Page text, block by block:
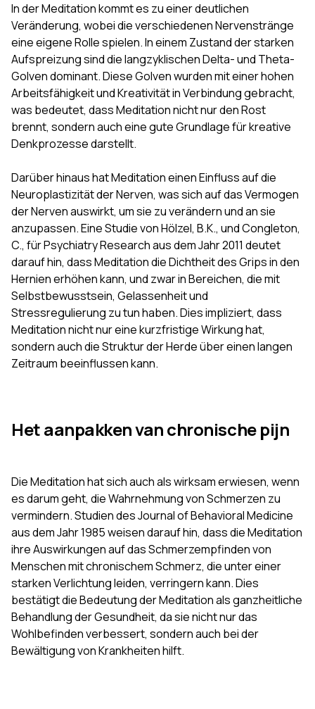
In der Meditation kommt es zu einer deutlichen
Veränderung, wobei die verschiedenen Nervenstränge
eine eigene Rolle spielen. In einem Zustand der starken
Aufspreizung sind die langzyklischen Delta- und Theta-
Golven dominant. Diese Golven wurden mit einer hohen
Arbeitsfähigkeit und Kreativität in Verbindung gebracht,
was bedeutet, dass Meditation nicht nur den Rost
brennt, sondern auch eine gute Grundlage für kreative
Denkprozesse darstellt.
Darüber hinaus hat Meditation einen Einfluss auf die
Neuroplastizität der Nerven, was sich auf das Vermogen
der Nerven auswirkt, um sie zu verändern und an sie
anzupassen. Eine Studie von Hölzel, B.K., und Congleton,
C., für Psychiatry Research aus dem Jahr 2011 deutet
darauf hin, dass Meditation die Dichtheit des Grips in den
Hernien erhöhen kann, und zwar in Bereichen, die mit
Selbstbewusstsein, Gelassenheit und
Stressregulierung zu tun haben. Dies impliziert, dass
Meditation nicht nur eine kurzfristige Wirkung hat,
sondern auch die Struktur der Herde über einen langen
Zeitraum beeinflussen kann.
Het aanpakken van chronische pijn
Die Meditation hat sich auch als wirksam erwiesen, wenn
es darum geht, die Wahrnehmung von Schmerzen zu
vermindern. Studien des Journal of Behavioral Medicine
aus dem Jahr 1985 weisen darauf hin, dass die Meditation
ihre Auswirkungen auf das Schmerzempfinden von
Menschen mit chronischem Schmerz, die unter einer
starken Verlichtung leiden, verringern kann. Dies
bestätigt die Bedeutung der Meditation als ganzheitliche
Behandlung der Gesundheit, da sie nicht nur das
Wohlbefinden verbessert, sondern auch bei der
Bewältigung von Krankheiten hilft.